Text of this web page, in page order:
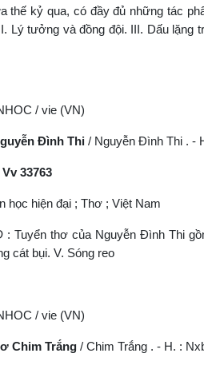
thế kỷ qua, có đầy đủ những tác
Lý tưởng và đồng đội. III. Dấu lặng
/ vie (VN)
Đình Thi / Nguyễn Đình Thi . -
Vv 33763
học hiện đại ; Thơ ; Việt Nam
: Tuyển thơ của Nguyễn Đình Thi
cát bụi. V. Sóng reo
/ vie (VN)
Chim Trắng / Chim Trắng . - H. :